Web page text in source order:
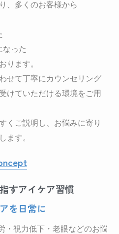
、多くのお客様から
った
ります。
せて丁寧にカウンセリング
けていただける環境をご用
くご説明し、お悩みに寄り
ます。
すアイケア習慣
を日常に
・視力低下・老眼などのお悩